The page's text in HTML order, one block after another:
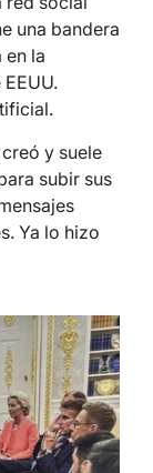
una bandera
en la
y suele
subir sus
Ya lo hizo